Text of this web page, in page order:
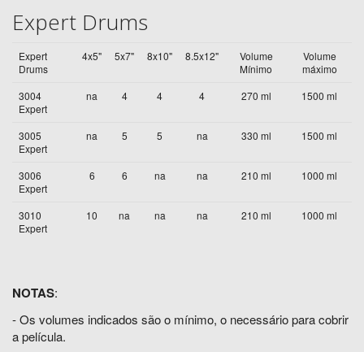
Expert Drums
Expert
Drums
4x5" 5x7" 8x10" 8.5x12"
Volume
Mínimo
Volume
máximo
3004
Expert
na 4 4 4 270 ml 1500 ml
3005
Expert
na 5 5 na 330 ml 1500 ml
3006
Expert
6 6 na na 210 ml 1000 ml
3010
Expert
10 na na na 210 ml 1000 ml
NOTAS:
- Os volumes indicados são o mínimo, o necessário para cobrir
a película.